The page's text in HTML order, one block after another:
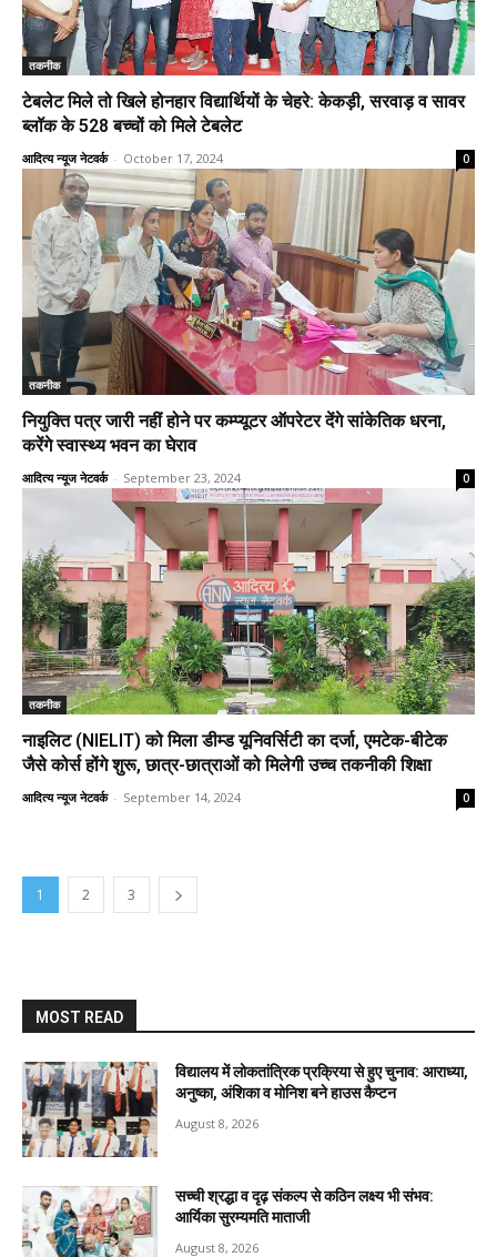
तकनीक
टेबलेट मिले तो खिले होनहार विद्यार्थियों के चेहरे: केकड़ी, सरवाड़ व सावर
ब्लॉक के 528 बच्चों को मिले टेबलेट
आदित्य न्यूज नेटवर्क - October 17, 2024 0
तकनीक
नियुक्ति पत्र जारी नहीं होने पर कम्प्यूटर ऑपरेटर देंगे सांकेतिक धरना,
करेंगे स्वास्थ्य भवन का घेराव
आदित्य न्यूज नेटवर्क - September 23, 2024 0
तकनीक
नाइलिट (NIELIT) को मिला डीम्ड यूनिवर्सिटी का दर्जा, एमटेक-बीटेक
जैसे कोर्स होंगे शुरू, छात्र-छात्राओं को मिलेगी उच्च तकनीकी शिक्षा
आदित्य न्यूज नेटवर्क - September 14, 2024 0
1 2 3
MOST READ
विद्यालय में लोकतांत्रिक प्रक्रिया से हुए चुनाव: आराध्या,
अनुष्का, अंशिका व मोनिश बने हाउस कैप्टन
August 8, 2026
सच्ची श्रद्धा व दृढ़ संकल्प से कठिन लक्ष्य भी संभव:
आर्यिका सुरम्यमति माताजी
August 8, 2026